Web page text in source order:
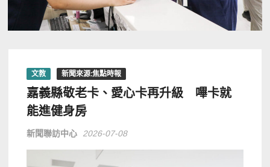
文教 新聞來源:焦點時報
嘉義縣敬老卡、愛心卡再升級 嗶卡就
能進健身房
新聞聯訪中心 2026-07-08